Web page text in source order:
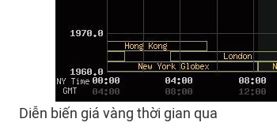
Diễn biến giá vàng thời gian qua